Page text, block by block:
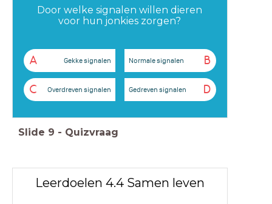
Door welke signalen willen dieren
voor hun jonkies zorgen?
A Gekke signalen B
Normale signalen
C Overdreven signalen D
Gedreven signalen
Slide 9 - Quizvraag
Leerdoelen 4.4 Samen leven